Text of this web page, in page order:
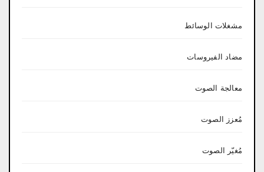
مشغلات الوسائط
مضاد الفيروسات
معالجة الصوت
مُعزز الصوت
مُغيّر الصوت